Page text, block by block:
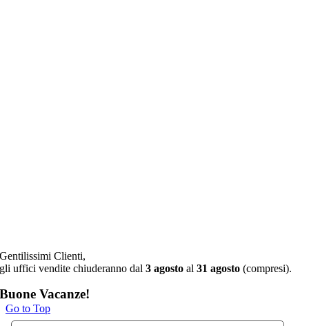
Gentilissimi Clienti,
gli uffici vendite chiuderanno dal3 agosto al 31 agosto(compresi).
Buone Vacanze!
Go to Top